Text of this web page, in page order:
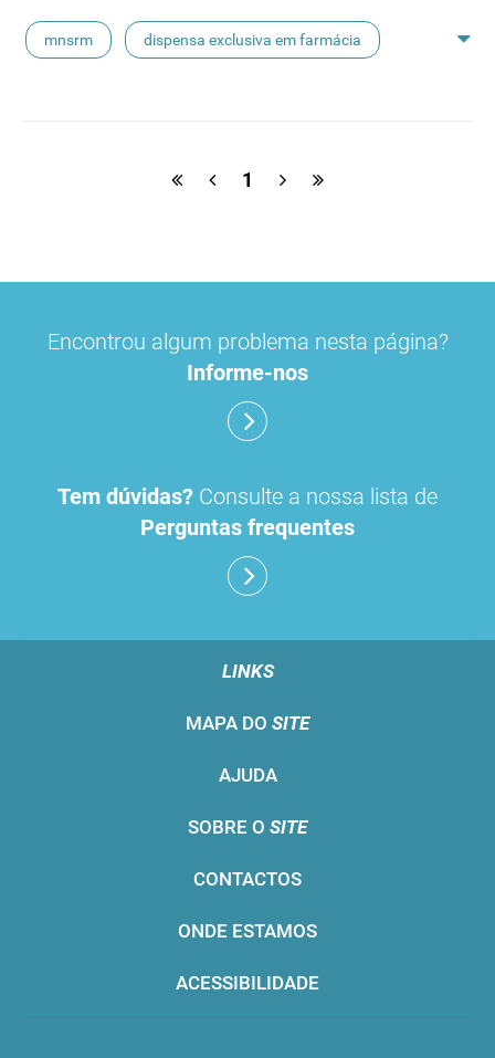
mnsrm dispensa exclusiva em farmácia
paracetamol codeina buclizina picetoprofeno
contraceção de emergência amorolfina
1
Encontrou algum problema nesta página?
Informe-nos
Tem dúvidas? Consulte a nossa lista de
Perguntas frequentes
LINKS
MAPA DO SITE
AJUDA
SOBRE O SITE
CONTACTOS
ONDE ESTAMOS
ACESSIBILIDADE